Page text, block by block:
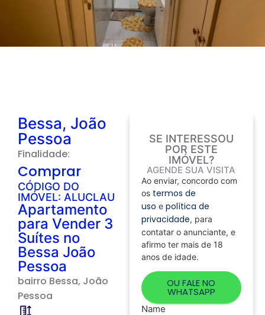
Bessa, João
Pessoa
Finalidade:
Comprar
CÓDIGO DO
IMÓVEL: ALUCLAU
Apartamento
para Vender 3
Suítes no
Bessa João
Pessoa
bairro Bessa, João
Pessoa
SE INTERESSOU
POR ESTE
IMÓVEL?
AGENDE SUA VISITA
Ao enviar, concordo com
os termos de
uso e política de
privacidade, para
contatar o anunciante, e
afirmo ter mais de 18
anos de idade.
OU FALE NO
WHATSAPP
Name